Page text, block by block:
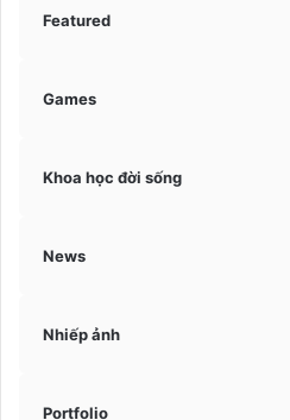
Featured
Games
Khoa học đời sống
News
Nhiếp ảnh
Portfolio